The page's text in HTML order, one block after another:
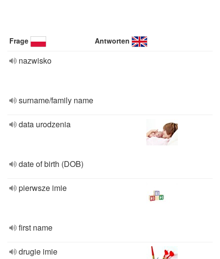
Frage Antworten
nazwisko
surname/family name
data urodzenia
date of birth (DOB)
pierwsze imie
first name
drugie imie